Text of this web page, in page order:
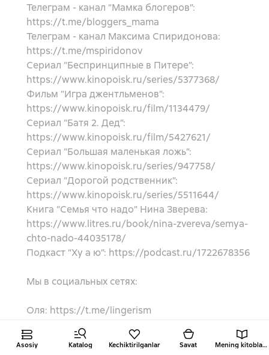
Asosiy Katalog Kechiktirilganlar Savat Mening kitoblarim
Телеграм - канал “Мамка блогеров”:
https://t.me/bloggers_mama
Телеграм - канал Максима Спиридонова:
https://t.me/mspiridonov
Сериал “Беспринципные в Питере”:
https://www.kinopoisk.ru/series/5377368/
Фильм “Игра джентльменов”:
https://www.kinopoisk.ru/film/1134479/
Сериал “Батя 2. Дед”:
https://www.kinopoisk.ru/film/5427621/
Сериал “Большая маленькая ложь”:
https://www.kinopoisk.ru/series/947758/
Сериал “Дорогой родственник”:
https://www.kinopoisk.ru/series/5511644/
Книга “Семья что надо” Нина Зверева:
https://www.litres.ru/book/nina-zvereva/semya-
chto-nado-44035178/
Подкаст “Ху а ю”: https://podcast.ru/1722678356
Мы в социальных сетях:
Оля: https://t.me/lingerism
Таня: https://t.me/ivanovaknows